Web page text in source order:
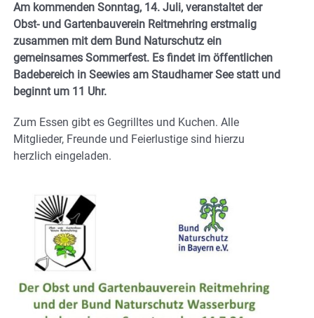
Am kommenden Sonntag, 14. Juli, veranstaltet der
Obst- und Gartenbauverein Reitmehring erstmalig
zusammen mit dem Bund Naturschutz ein
gemeinsames Sommerfest. Es findet im öffentlichen
Badebereich in Seewies am Staudhamer See statt und
beginnt um 11 Uhr.
Zum Essen gibt es Gegrilltes und Kuchen. Alle
Mitglieder, Freunde und Feierlustige sind hierzu
herzlich eingeladen.